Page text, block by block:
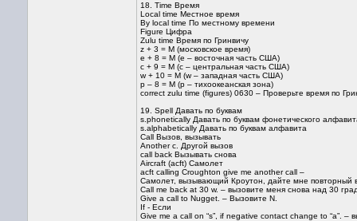
18. Time Время
Local time Местное время
By local time По местному времени
Figure Цифра
Zulu time Время по Гринвичу
z + 3 = М (московское время)
е + 8 = М (е – восточная часть США)
с + 9 = М (с – центральная часть США)
w + 10 = М (w – западная часть США)
р – 8 = М (р – тихоокеанская зона)
correct zulu time (figures) 0630 – Проверьте время по
19. Spell Давать по буквам
s.phonetically Давать по буквам фонетического
s.alphabetically Давать по буквам алфавита
Call Вызов, вызывать
Another c. Другой вызов
call back Вызывать снова
Aircraft (acft) Самолет
acft calling Croughton give me another call –
Самолет, вызывающий Кроутон, дайте мне повторный
Call me back at 30 w. – вызовите меня снова над 30
Give a call to Nugget. – Вызовите N.
If - Если
Give me a call on “s”, if negative contact change to “a”. –